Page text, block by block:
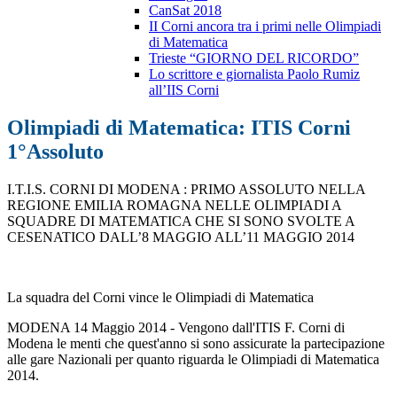
CanSat 2018
II Corni ancora tra i primi nelle Olimpiadi
di Matematica
Trieste “GIORNO DEL RICORDO”
Lo scrittore e giornalista Paolo Rumiz
all’IIS Corni
Olimpiadi di Matematica: ITIS Corni
1°Assoluto
I.T.I.S. CORNI DI MODENA : PRIMO ASSOLUTO NELLA
REGIONE EMILIA ROMAGNA NELLE OLIMPIADI A
SQUADRE DI MATEMATICA CHE SI SONO SVOLTE A
CESENATICO DALL’8 MAGGIO ALL’11 MAGGIO 2014
La squadra del Corni vince le Olimpiadi di Matematica
MODENA 14 Maggio 2014 - Vengono dall'ITIS F. Corni di
Modena le menti che quest'anno si sono assicurate la partecipazione
alle gare Nazionali per quanto riguarda le Olimpiadi di Matematica
2014.